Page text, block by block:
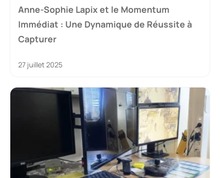
Anne-Sophie Lapix et le Momentum
Immédiat : Une Dynamique de Réussite à
Capturer
27 juillet 2025